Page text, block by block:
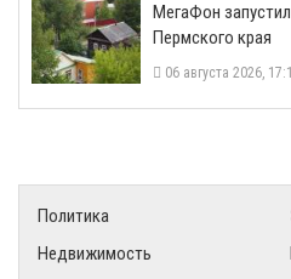
МегаФон
Пермского края
06 августа 2026,
Политика
Недвижимость